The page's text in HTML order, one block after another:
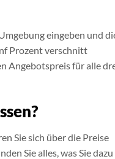
eingeben und
Prozent verschnitt
Angebotspreis für alle
Sie sich über die Preise
Sie alles, was Sie dazu